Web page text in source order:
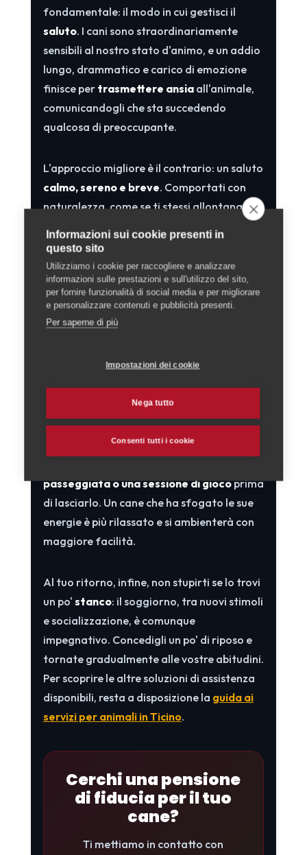
fondamentale: il modo in cui gestisci il
saluto. I cani sono straordinariamente
sensibili al nostro stato d'animo, e un addio
lungo, drammatico e carico di emozione
finisce per trasmettere ansiaall'animale,
comunicandogli che sta succedendo
qualcosa di preoccupante.
L'approccio migliore è il contrario: un saluto
calmo, sereno e breve. Comportati con
naturalezza, come se ti stessi allontanando
tranquillità è il messaggio più rassicurante
che puoi dargli: se per te è tutto normale, lo
sarà anche per lui. Evita di tornare indietro
più volte per un ultimo saluto: prolungare il
distacco non fa che rendere il momento più
7. Prima della partenza e
al ritorno
Un ultimo consiglio per il giorno del
passeggiata o una sessione di giocoprima
di lasciarlo. Un cane che ha sfogato le sue
energie è più rilassato e si ambienterà con
maggiore facilità.
Al tuo ritorno, infine, non stupirti se lo trovi
un po' stanco: il soggiorno, tra nuovi stimoli
e socializzazione, è comunque
impegnativo. Concedigli un po' di riposo e
tornate gradualmente alle vostre abitudini.
Per scoprire le altre soluzioni di assistenza
disponibili, resta a disposizione la guida ai
servizi per animali in Ticino.
Cerchi una pensione
di fiducia per il tuo
cane?
Ti mettiamo in contatto con
Informazioni sui cookie presenti in
questo sito
Utilizziamo i cookie per raccogliere e analizzare
informazioni sulle prestazioni e sull'utilizzo del sito,
per fornire funzionalità di social media e per migliorare
e personalizzare contenuti e pubblicità presenti.
Per saperne di più
Impostazioni dei cookie
Nega tutto
Consenti tutti i cookie